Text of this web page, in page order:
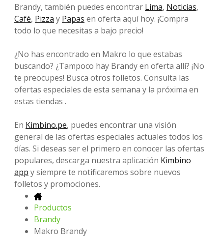
Brandy, también puedes encontrar Lima, Noticias,
Café, Pizza y Papas en oferta aquí hoy. ¡Compra
todo lo que necesitas a bajo precio!
¿No has encontrado en Makro lo que estabas
buscando? ¿Tampoco hay Brandy en oferta allí? ¡No
te preocupes! Busca otros folletos. Consulta las
ofertas especiales de esta semana y la próxima en
estas tiendas .
En Kimbino.pe, puedes encontrar una visión
general de las ofertas especiales actuales todos los
días. Si deseas ser el primero en conocer las ofertas
populares, descarga nuestra aplicación Kimbino
app y siempre te notificaremos sobre nuevos
folletos y promociones.
Productos
Brandy
Makro Brandy